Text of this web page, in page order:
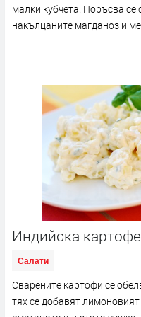
малки кубчета. Поръсва се
накълцаните магданоз и
Индийска
Салати
Сварените картофи се
тях се добавят